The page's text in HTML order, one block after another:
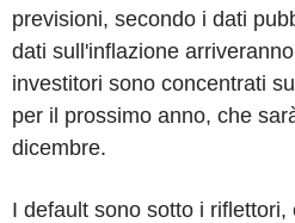
previsioni, secondo i dati
dati sull'inflazione
investitori sono concentrati
per il prossimo anno, che
dicembre.
I default sono sotto i riflettori,